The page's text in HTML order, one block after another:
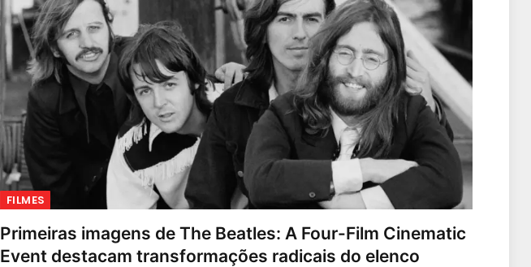
FILMES
Primeiras imagens de The Beatles: A Four-Film Cinematic
Event destacam transformações radicais do elenco